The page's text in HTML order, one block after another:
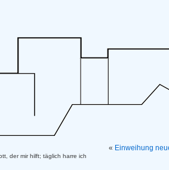
« Einweihung
der mir hilft; täglich harre ich